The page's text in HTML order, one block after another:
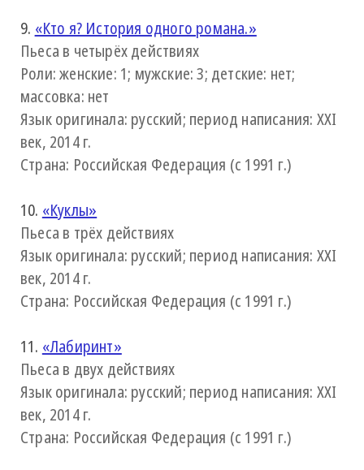
9. «Кто я? История одного романа.»
Пьеса в четырёх действиях
Роли: женские: 1; мужские: 3; детские: нет;
массовка: нет
Язык оригинала: русский; период написания: XXI
век, 2014 г.
Страна: Российская Федерация (с 1991 г.)
10. «Куклы»
Пьеса в трёх действиях
Язык оригинала: русский; период написания: XXI
век, 2014 г.
Страна: Российская Федерация (с 1991 г.)
11. «Лабиринт»
Пьеса в двух действиях
Язык оригинала: русский; период написания: XXI
век, 2014 г.
Страна: Российская Федерация (с 1991 г.)